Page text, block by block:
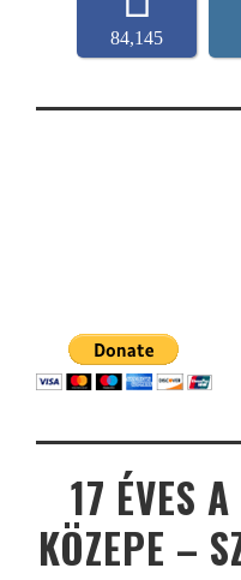
84,145
17 ÉVES
KÖZEPE –